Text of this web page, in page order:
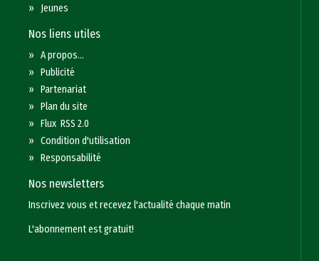
» Jeunes
Nos liens utiles
»A propos...
»Publicité
»Partenariat
»Plan du site
»Flux RSS 2.0
»Condition d'utilisation
»Responsabilité
Nos newsletters
Inscrivez vous et recevez l'actualité chaque matin
L'abonnement est gratuit!